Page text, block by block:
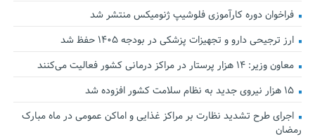
فراخوان دوره کارآموزی فلوشیپ ژنومیکس منتشر شد
ارز ترجیحی دارو و تجهیزات پزشکی در بودجه ۱۴۰۵ حفظ شد
معاون وزیر: ۱۴ هزار پرستار در مراکز درمانی کشور فعالیت می‌کنند
۱۵ هزار نیروی جدید به نظام سلامت کشور افزوده شد
اجرای طرح تشدید نظارت بر مراکز غذایی و اماکن عمومی در ماه مبارک
رمضان